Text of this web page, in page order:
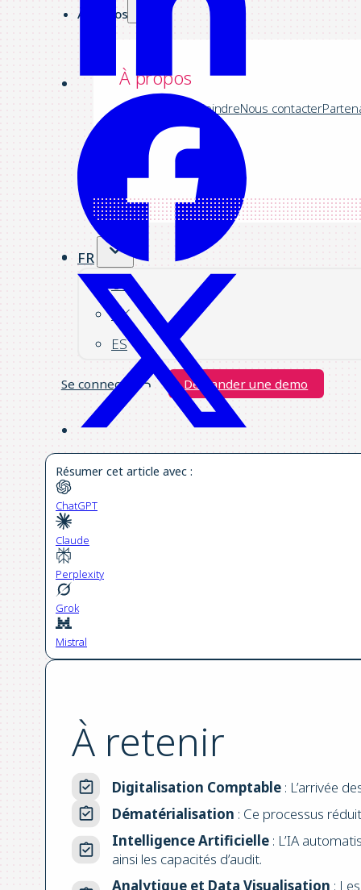
À propos
À propos
Société Nous rejoindreNous contacter
FR
US
UK
ES
Se connecter Demander une demo
Résumer cet article avec :
ChatGPT
Claude
Perplexity
Grok
Mistral
À retenir
Digitalisation Comptable : L’arrivée
Dématérialisation : Ce processus
Intelligence Artificielle : L’IA
ainsi les capacités d’audit.
Analytique et Data Visualisation :